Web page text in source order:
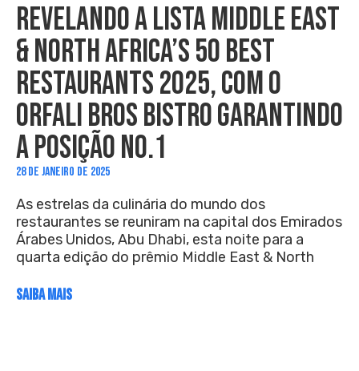
REVELANDO A LISTA MIDDLE EAST
& NORTH AFRICA’S 50 BEST
RESTAURANTS 2025, COM O
ORFALI BROS BISTRO GARANTINDO
A POSIÇÃO NO.1
28 DE JANEIRO DE 2025
As estrelas da culinária do mundo dos
restaurantes se reuniram na capital dos Emirados
Árabes Unidos, Abu Dhabi, esta noite para a
quarta edição do prêmio Middle East & North
SAIBA MAIS